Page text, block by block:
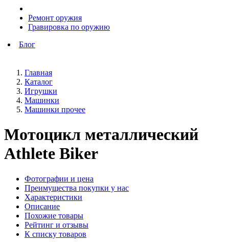
Ремонт оружия
Гравировка по оружию
Блог
Главная
Каталог
Игрушки
Машинки
Машинки прочее
Мотоцикл металлический
Athlete Biker
Фотографии и цена
Преимущества покупки у нас
Характеристики
Описание
Похожие товары
Рейтинг и отзывы
К списку товаров